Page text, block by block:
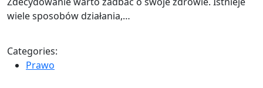
wiele sposobów działania,…
Categories:
Prawo